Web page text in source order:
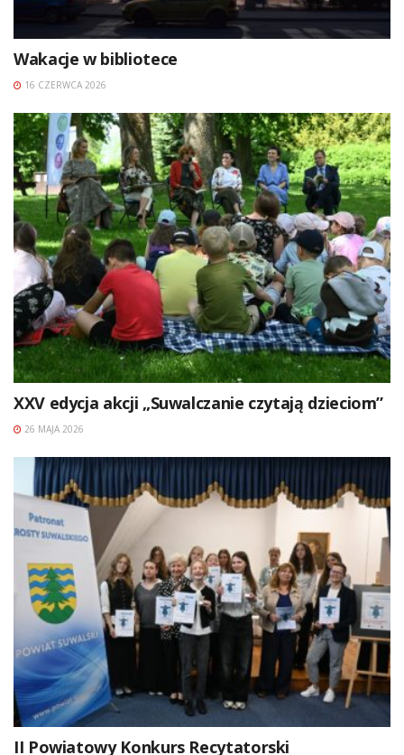
Wakacje w bibliotece
16 CZERWCA 2026
XXV edycja akcji „Suwalczanie czytają dzieciom”
26 MAJA 2026
II Powiatowy Konkurs Recytatorski